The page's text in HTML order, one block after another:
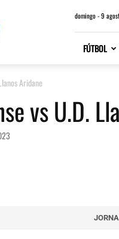
domingo - 9
FÚTBOL
Aridane
vs U.D.